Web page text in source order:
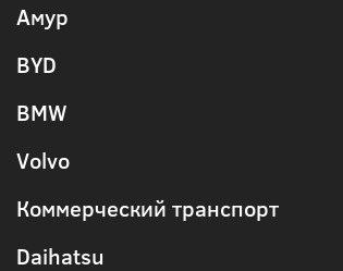
Амур
BYD
BMW
Volvo
Коммерческий транспорт
Daihatsu